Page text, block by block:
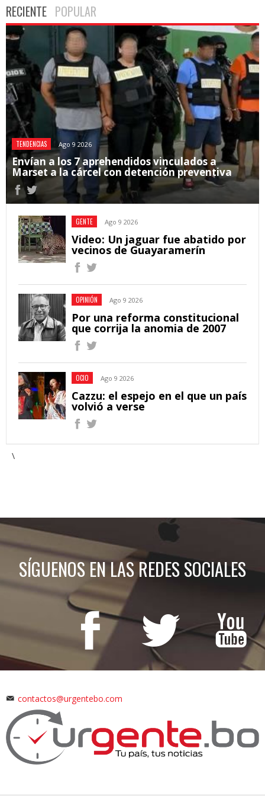
RECIENTE POPULAR
TENDENCIAS Ago 9 2026
Envían a los 7 aprehendidos vinculados a
Marset a la cárcel con detención preventiva
GENTE Ago 9 2026
Video: Un jaguar fue abatido por
vecinos de Guayaramerín
OPINIÓN Ago 9 2026
Por una reforma constitucional
que corrija la anomia de 2007
OCIO Ago 9 2026
Cazzu: el espejo en el que un país
volvió a verse
\
SÍGUENOS EN LAS REDES SOCIALES
contactos@urgentebo.com